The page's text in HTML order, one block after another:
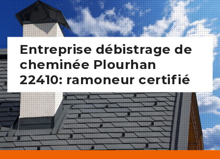
Entreprise débistrage de
cheminée Plourhan
22410: ramoneur certifié